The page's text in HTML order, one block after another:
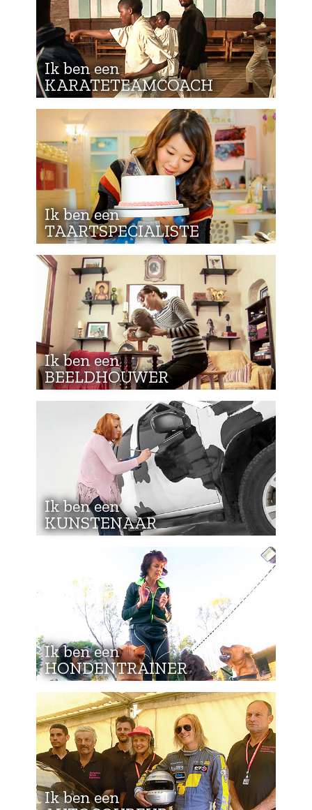
Ik ben een
KARATETEAMCOACH
Ik ben een
TAARTSPECIALISTE
Ik ben een
BEELDHOUWER
Ik ben een
KUNSTENAAR
Ik ben een
HONDENTRAINER
Ik ben een